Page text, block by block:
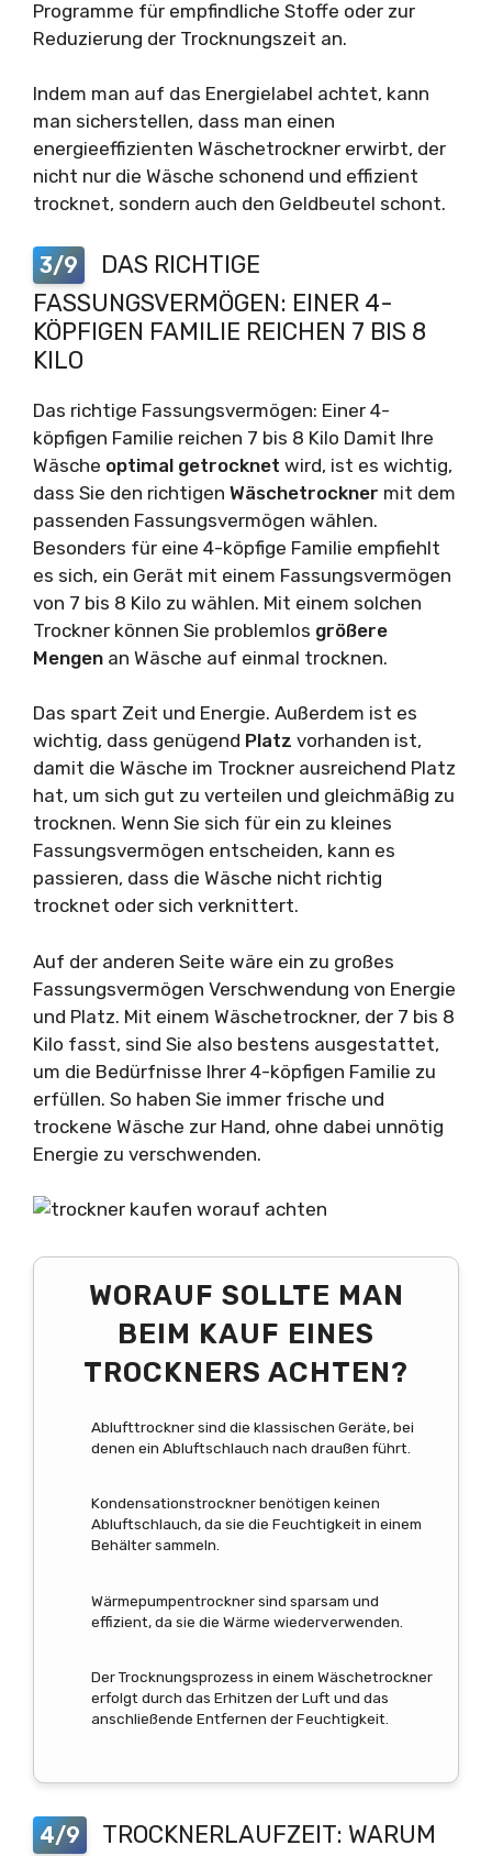
Programme für empfindliche Stoffe oder zur
Reduzierung der Trocknungszeit an.
Indem man auf das Energielabel achtet, kann
man sicherstellen, dass man einen
energieeffizienten Wäschetrockner erwirbt, der
nicht nur die Wäsche schonend und effizient
trocknet, sondern auch den Geldbeutel schont.
3/9
DAS RICHTIGE
FASSUNGSVERMÖGEN: EINER 4-
KÖPFIGEN FAMILIE REICHEN 7 BIS 8
KILO
Das richtige Fassungsvermögen: Einer 4-
köpfigen Familie reichen 7 bis 8 Kilo Damit Ihre
Wäsche optimal getrocknet wird, ist es wichtig,
dass Sie den richtigen Wäschetrockner mit dem
passenden Fassungsvermögen wählen.
Besonders für eine 4-köpfige Familie empfiehlt
es sich, ein Gerät mit einem Fassungsvermögen
von 7 bis 8 Kilo zu wählen. Mit einem solchen
Trockner können Sie problemlos größere
Mengen an Wäsche auf einmal trocknen.
Das spart Zeit und Energie. Außerdem ist es
wichtig, dass genügend Platz vorhanden ist,
damit die Wäsche im Trockner ausreichend Platz
hat, um sich gut zu verteilen und gleichmäßig zu
trocknen. Wenn Sie sich für ein zu kleines
Fassungsvermögen entscheiden, kann es
passieren, dass die Wäsche nicht richtig
trocknet oder sich verknittert.
Auf der anderen Seite wäre ein zu großes
Fassungsvermögen Verschwendung von Energie
und Platz. Mit einem Wäschetrockner, der 7 bis 8
Kilo fasst, sind Sie also bestens ausgestattet,
um die Bedürfnisse Ihrer 4-köpfigen Familie zu
erfüllen. So haben Sie immer frische und
trockene Wäsche zur Hand, ohne dabei unnötig
Energie zu verschwenden.
WORAUF SOLLTE MAN
BEIM KAUF EINES
TROCKNERS ACHTEN?
Ablufttrockner sind die klassischen Geräte, bei
denen ein Abluftschlauch nach draußen führt.
Kondensationstrockner benötigen keinen
Abluftschlauch, da sie die Feuchtigkeit in einem
Behälter sammeln.
Wärmepumpentrockner sind sparsam und
effizient, da sie die Wärme wiederverwenden.
Der Trocknungsprozess in einem Wäschetrockner
erfolgt durch das Erhitzen der Luft und das
anschließende Entfernen der Feuchtigkeit.
4/9 TROCKNERLAUFZEIT: WARUM